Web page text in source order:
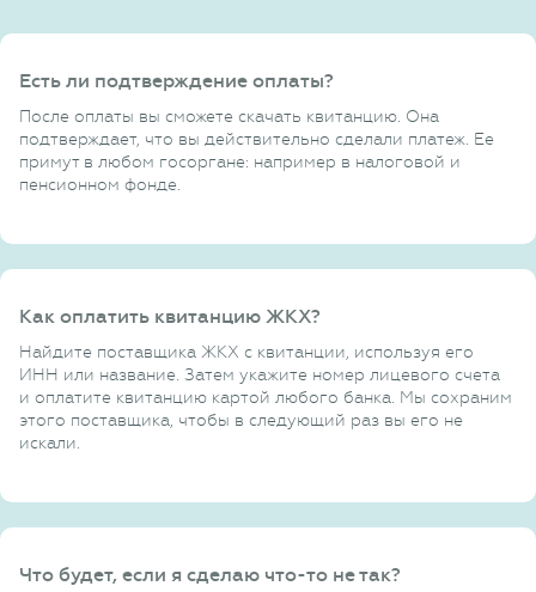
Есть ли подтверждение оплаты?
После оплаты вы сможете скачать квитанцию. Она
подтверждает, что вы действительно сделали платеж. Ее
примут в любом госоргане: например в налоговой и
пенсионном фонде.
Как оплатить квитанцию ЖКХ?
Найдите поставщика ЖКХ с квитанции, используя его
ИНН или название. Затем укажите номер лицевого счета
и оплатите квитанцию картой любого банка. Мы сохраним
этого поставщика, чтобы в следующий раз вы его не
искали.
Что будет, если я сделаю что-то не так?